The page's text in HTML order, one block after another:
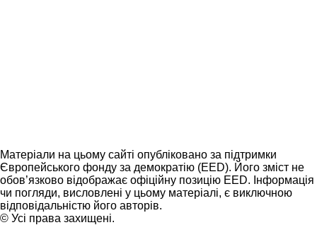
Матеріали на цьому сайті опубліковано за підтримки
Європейського фонду за демократію (EED). Його зміст не
обов’язково відображає офіційну позицію EED. Інформація
чи погляди, висловлені у цьому матеріалі, є виключною
відповідальністю його авторів.
© Усі права захищені.